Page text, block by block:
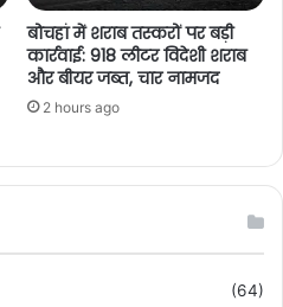
बोचहां में शराब तस्करों पर बड़ी
कार्रवाई: 918 लीटर विदेशी शराब
और बीयर जब्त, चार नामजद
2 hours ago
(64)